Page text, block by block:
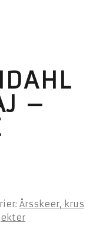
–
Årsskeer, krus